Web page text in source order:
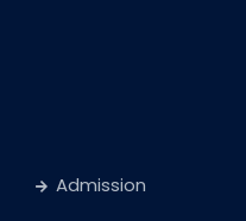
Admission